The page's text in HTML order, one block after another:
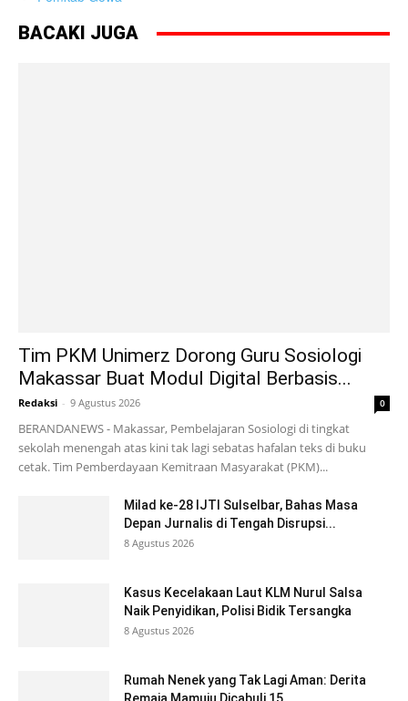
BACAKI JUGA
Tim PKM Unimerz Dorong Guru Sosiologi
Makassar Buat Modul Digital Berbasis...
Redaksi - 9 Agustus 2026 0
BERANDANEWS - Makassar, Pembelajaran Sosiologi di tingkat
sekolah menengah atas kini tak lagi sebatas hafalan teks di buku
cetak. Tim Pemberdayaan Kemitraan Masyarakat (PKM)...
Milad ke-28 IJTI Sulselbar, Bahas Masa
Depan Jurnalis di Tengah Disrupsi...
8 Agustus 2026
Kasus Kecelakaan Laut KLM Nurul Salsa
Naik Penyidikan, Polisi Bidik Tersangka
8 Agustus 2026
Rumah Nenek yang Tak Lagi Aman: Derita